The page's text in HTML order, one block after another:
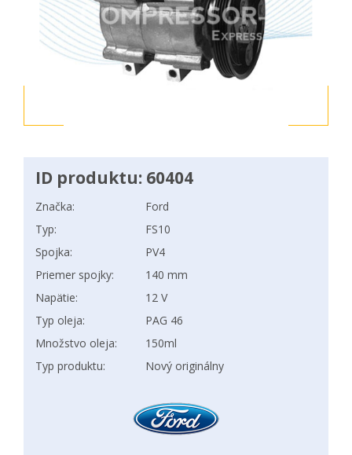
ID produktu: 60404
Značka:
Ford
Typ:
FS10
Spojka:
PV4
Priemer spojky:
140 mm
Napätie:
12 V
Typ oleja:
PAG 46
Množstvo oleja:
150ml
Typ produktu:
Nový originálny